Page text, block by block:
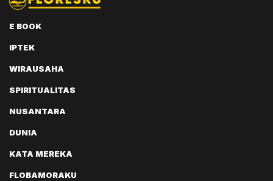
E BOOK
IPTEK
WIRAUSAHA
SPIRITUALITAS
NUSANTARA
DUNIA
KATA MEREKA
FLOBAMORAKU